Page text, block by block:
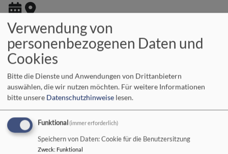
Mi, 30.9. 16:30-17:15 Uhr
Kemptener Kinderkantorei: Probe
Kristof Büsing
Kempten St.-Mang-Kirche
Veranstalter: Kempten - St.-Mang-Kirche
Verwendung von
personenbezogenen Daten und
Cookies
Bitte die Dienste und Anwendungen von Drittanbietern
auswählen, die wir nutzen möchten. Für weitere Informationen
bitte unsere Datenschutzhinweise lesen.
Funktional (immer erforderlich)
Speichern von Daten: Cookie für die Benutzersitzung
Zweck: Funktional